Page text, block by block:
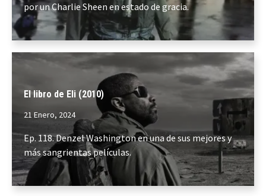
por un Charlie Sheen en estado de gracia.
El libro de Eli (2010)
21 Enero, 2024
Ep. 118. Denzel Washington en una de sus mejores y
más sangrientas películas.